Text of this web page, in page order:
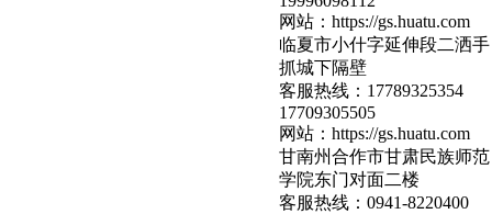
网站：https://gs.huatu.com
临夏市小什字延伸段二洒手
抓城下隔壁
客服热线： 17789325354
17709305505
网站：https://gs.huatu.com
甘南州合作市甘肃民族师范
学院东门对面二楼
客服热线：0941-8220400